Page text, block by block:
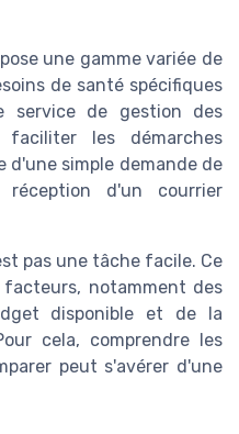
une gamme variée de
de santé spécifiques
service de gestion des
les démarches
d'une simple demande de
d'un courrier
pas une tâche facile. Ce
notamment des
disponible et de la
cela, comprendre les
peut s'avérer d'une